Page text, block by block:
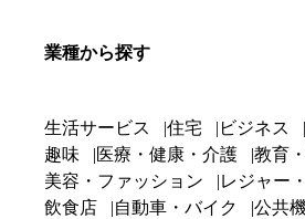
業種から探す
生活サービス 住宅 ビジネス
趣味
医療・健康・介護
教育
美容・ファッション
レジャー
飲食店
自動車・バイク
公共